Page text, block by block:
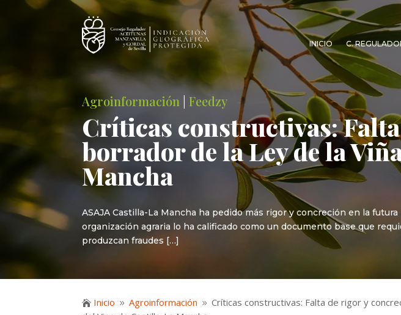
INICIO C.
Agroinformación |Feedzy
Críticas constructivas:
borrador de la Ley de la
Mancha
ASAJA Castilla-La Mancha ha pedido más rigor y concreción en la
organización agraria lo ha calificado como un documento base que
produzcan fraudes […]
 Inicio 9 Agroinformación 9 Críticas constructivas: Falta de rigor y